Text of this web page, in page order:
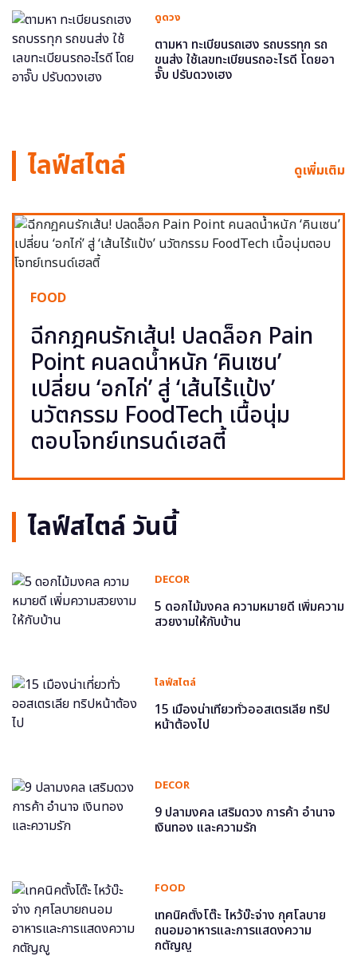
ดูดวง
ตามหา ทะเบียนรถเฮง รถบรรทุก รถ
ขนส่ง ใช้เลขทะเบียนรถอะไรดี โดยอา
จั๊บ ปรับดวงเฮง
ไลฟ์สไตล์ ดูเพิ่มเติม
FOOD
ฉีกกฎคนรักเส้น! ปลดล็อก Pain
Point คนลดน้ำหนัก ‘คินเซน’
เปลี่ยน ‘อกไก่’ สู่ ‘เส้นไร้แป้ง’
นวัตกรรม FoodTech เนื้อนุ่ม
ตอบโจทย์เทรนด์เฮลตี้
ไลฟ์สไตล์ วันนี้
DECOR
5 ดอกไม้มงคล ความหมายดี เพิ่มความ
สวยงามให้กับบ้าน
ไลฟ์สไตล์
15 เมืองน่าเที่ยวทั่วออสเตรเลีย ทริป
หน้าต้องไป
DECOR
9 ปลามงคล เสริมดวง การค้า อำนาจ
เงินทอง และความรัก
FOOD
เทคนิคตั้งโต๊ะ ไหว้บ๊ะจ่าง กุศโลบาย
ถนอมอาหารและการแสดงความ
กตัญญู